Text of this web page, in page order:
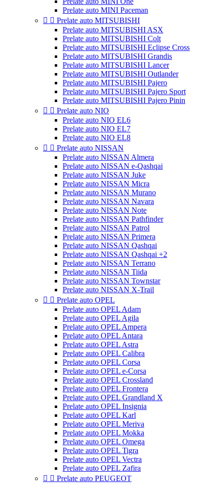
Prelate auto MINI Paceman
  Prelate auto MITSUBISHI
Prelate auto MITSUBISHI ASX
Prelate auto MITSUBISHI Colt
Prelate auto MITSUBISHI Eclipse Cross
Prelate auto MITSUBISHI Grandis
Prelate auto MITSUBISHI Lancer
Prelate auto MITSUBISHI Outlander
Prelate auto MITSUBISHI Pajero
Prelate auto MITSUBISHI Pajero Sport
Prelate auto MITSUBISHI Pajero Pinin
  Prelate auto NIO
Prelate auto NIO EL6
Prelate auto NIO EL7
Prelate auto NIO EL8
  Prelate auto NISSAN
Prelate auto NISSAN Almera
Prelate auto NISSAN e-Qashqai
Prelate auto NISSAN Juke
Prelate auto NISSAN Micra
Prelate auto NISSAN Murano
Prelate auto NISSAN Navara
Prelate auto NISSAN Note
Prelate auto NISSAN Pathfinder
Prelate auto NISSAN Patrol
Prelate auto NISSAN Primera
Prelate auto NISSAN Qashqai
Prelate auto NISSAN Qashqai +2
Prelate auto NISSAN Terrano
Prelate auto NISSAN Tiida
Prelate auto NISSAN Townstar
Prelate auto NISSAN X-Trail
  Prelate auto OPEL
Prelate auto OPEL Adam
Prelate auto OPEL Agila
Prelate auto OPEL Ampera
Prelate auto OPEL Antara
Prelate auto OPEL Astra
Prelate auto OPEL Calibra
Prelate auto OPEL Corsa
Prelate auto OPEL e-Corsa
Prelate auto OPEL Crossland
Prelate auto OPEL Frontera
Prelate auto OPEL Grandland X
Prelate auto OPEL Insignia
Prelate auto OPEL Karl
Prelate auto OPEL Meriva
Prelate auto OPEL Mokka
Prelate auto OPEL Omega
Prelate auto OPEL Tigra
Prelate auto OPEL Vectra
Prelate auto OPEL Zafira
  Prelate auto PEUGEOT